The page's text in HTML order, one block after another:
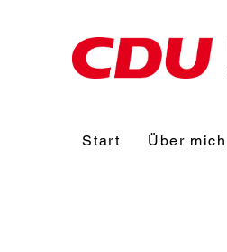
Start Über mich